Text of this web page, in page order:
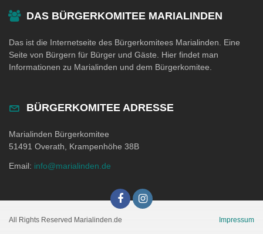
DAS BÜRGERKOMITEE MARIALINDEN
Das ist die Internetseite des Bürgerkomitees Marialinden. Eine
Seite von Bürgern für Bürger und Gäste. Hier findet man
Informationen zu Marialinden und dem Bürgerkomitee.
BÜRGERKOMITEE ADRESSE
Marialinden Bürgerkomitee
51491 Overath, Krampenhöhe 38B
Email: info@marialinden.de
All Rights Reserved Marialinden.de Impressum